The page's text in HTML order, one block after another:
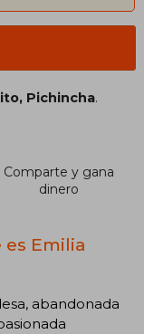
Pichincha.
Comparte y gana
dinero
Emilia
abandonada